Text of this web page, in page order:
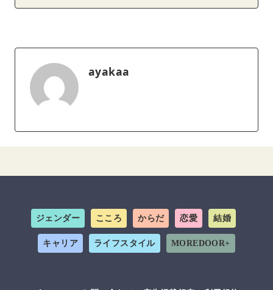
ayakaa
ジェンダー こころ からだ 恋愛 結婚
キャリア ライフスタイル MOREDOOR+